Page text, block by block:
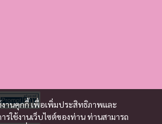
งานคุกกี้ เพื่อเพิ่มประสิทธิภาพและ
ใช้งานเว็บไซต์ของท่าน ท่านสามารถ